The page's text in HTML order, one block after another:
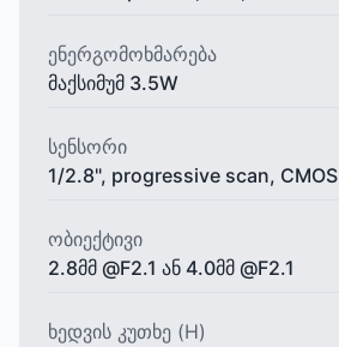
ენერგომოხმარება
მაქსიმუმ 3.5W
სენსორი
1/2.8", progressive scan, CMOS
ობიექტივი
2.8მმ @F2.1 ან 4.0მმ @F2.1
ხედვის კუთხე (H)